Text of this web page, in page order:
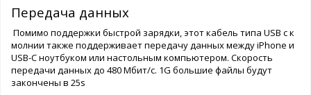
Передача данных
Помимо поддержки быстрой зарядки, этот кабель типа USB c к
молнии также поддерживает передачу данных между iPhone и
USB-C ноутбуком или настольным компьютером. Скорость
передачи данных до 480 Мбит/с. 1G большие файлы будут
закончены в 25s